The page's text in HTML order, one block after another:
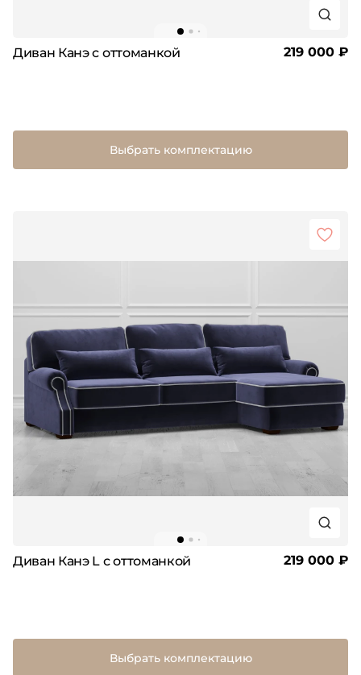
Диван Канэ с оттоманкой 219 000 ₽
Выбрать комплектацию
Диван Канэ L с оттоманкой 219 000 ₽
Выбрать комплектацию